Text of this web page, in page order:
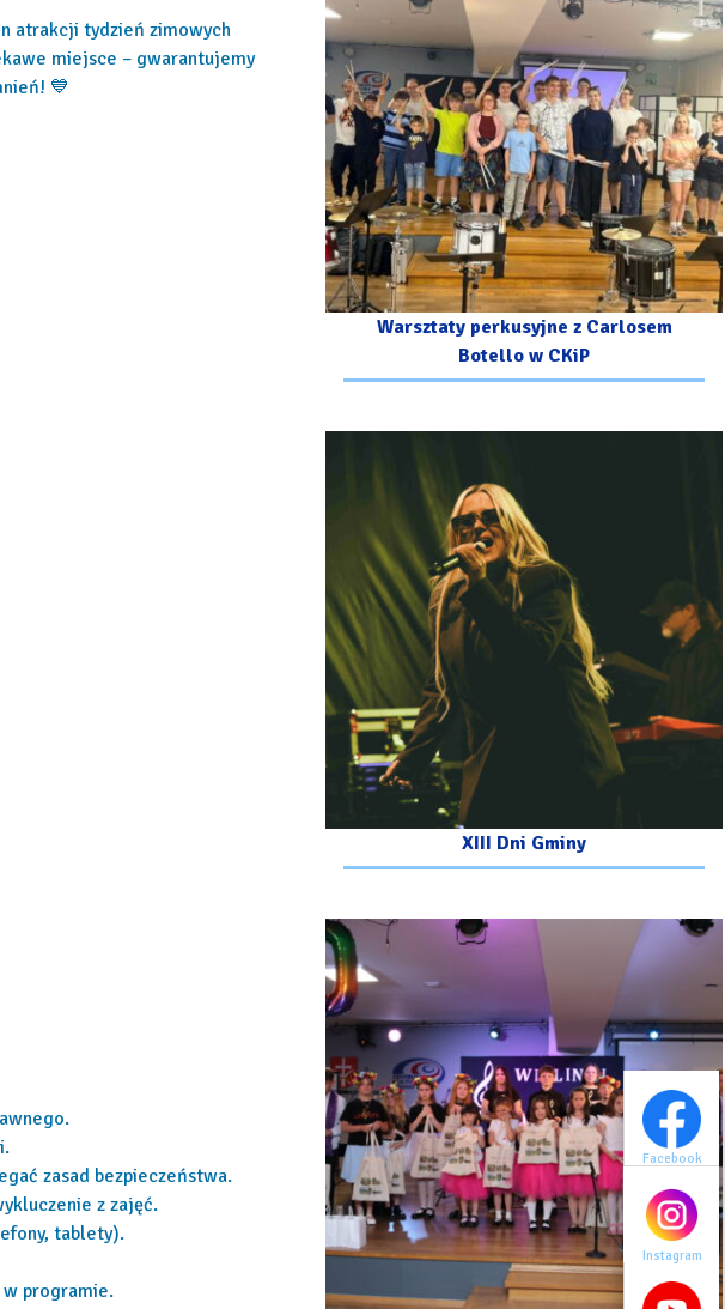
Facebook
Facebook
Instagram
Instagram
atrakcji tydzień zimowych
miejsce – gwarantujemy
💙
zasad bezpieczeństwa.
z zajęć.
tablety).
w programie.
Warsztaty perkusyjne z Carlosem
Botello w CKiP
XIII Dni Gminy